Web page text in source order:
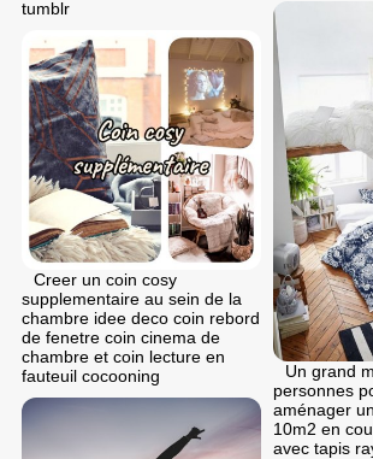
tumblr
Un grand
personnes
aménager
10m2 en
avec tapis
Creer un coin cosy
supplementaire au sein de la
chambre idee deco coin rebord
de fenetre coin cinema de
chambre et coin lecture en
fauteuil cocooning